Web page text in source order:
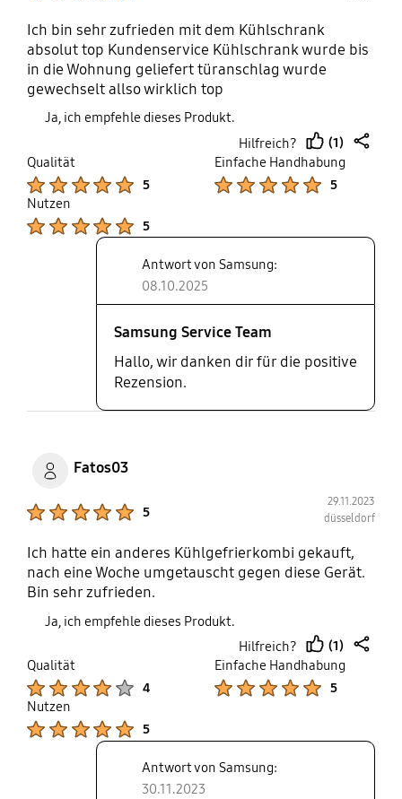
Ich bin sehr zufrieden mit dem Kühlschrank
absolut top Kundenservice Kühlschrank wurde bis
in die Wohnung geliefert türanschlag wurde
gewechselt allso wirklich top
Ja, ich empfehle dieses Produkt.
Hilfreich?
thumb
up
(1)
Qualität
5
Einfache Handhabung
5
Nutzen
5
Antwort von Samsung:
08.10.2025
Samsung Service Team
Hallo, wir danken dir für die positive
Rezension.
Fatos03
5
29.11.2023
düsseldorf
Ich hatte ein anderes Kühlgefrierkombi gekauft,
nach eine Woche umgetauscht gegen diese Gerät.
Bin sehr zufrieden.
Ja, ich empfehle dieses Produkt.
Hilfreich?
thumb
up
(1)
Qualität
4
Einfache Handhabung
5
Nutzen
5
Antwort von Samsung:
30.11.2023